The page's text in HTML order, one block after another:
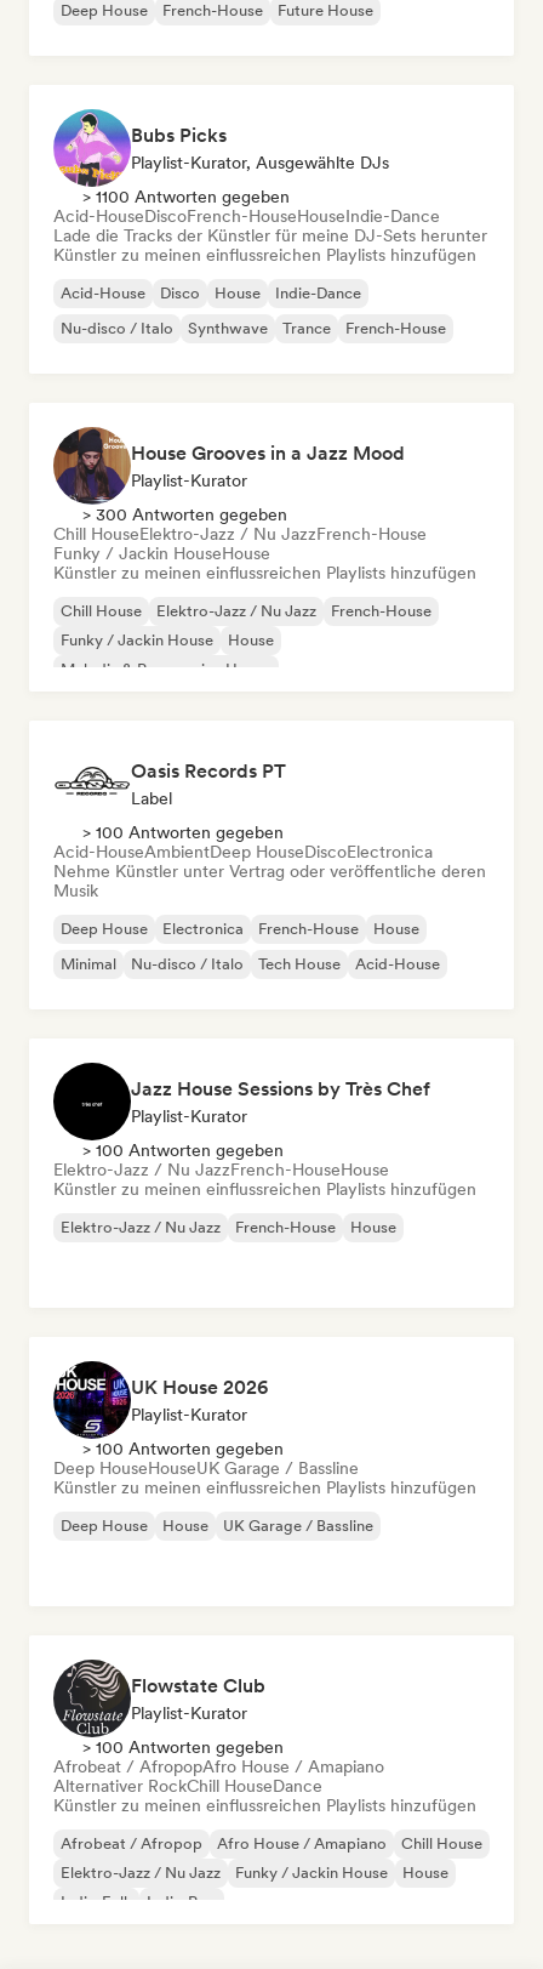
Deep House
French-House Future House
Bubs Picks
Playlist-Kurator, Ausgewählte DJs
> 1100 Antworten gegeben
Acid-HouseDiscoFrench-HouseHouseIndie-Dance
Lade die Tracks der Künstler für meine DJ-Sets herunter
Künstler zu meinen einflussreichen Playlists hinzufügen
Acid-House Disco House
Indie-Dance
Nu-disco / Italo
Synthwave Trance French-House
House Grooves in a Jazz Mood
Playlist-Kurator
> 300 Antworten gegeben
Chill HouseElektro-Jazz / Nu JazzFrench-House
Funky / Jackin HouseHouse
Künstler zu meinen einflussreichen Playlists hinzufügen
Chill House Elektro-Jazz / Nu Jazz
French-House
Funky / Jackin House
House
Melodic & Progressive House
Oasis Records PT
Label
> 100 Antworten gegeben
Acid-HouseAmbientDeep HouseDiscoElectronica
Nehme Künstler unter Vertrag oder veröffentliche deren
Musik
Deep House Electronica French-House
House
Minimal
Nu-disco / Italo Tech House Acid-House
Jazz House Sessions by Très Chef
Playlist-Kurator
> 100 Antworten gegeben
Elektro-Jazz / Nu JazzFrench-HouseHouse
Künstler zu meinen einflussreichen Playlists hinzufügen
Elektro-Jazz / Nu Jazz French-House House
UK House 2026
Playlist-Kurator
> 100 Antworten gegeben
Deep HouseHouseUK Garage / Bassline
Künstler zu meinen einflussreichen Playlists hinzufügen
Deep House House UK Garage / Bassline
Flowstate Club
Playlist-Kurator
> 100 Antworten gegeben
Afrobeat / AfropopAfro House / Amapiano
Alternativer RockChill HouseDance
Künstler zu meinen einflussreichen Playlists hinzufügen
Afrobeat / Afropop Afro House / Amapiano
Chill House
Elektro-Jazz / Nu Jazz
Funky / Jackin House
House
Indie-Folk
Indie-Pop